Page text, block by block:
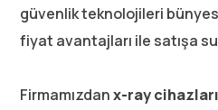
güvenlik teknolojileri
fiyat avantajları ile satışa
Firmamızdanx-ray